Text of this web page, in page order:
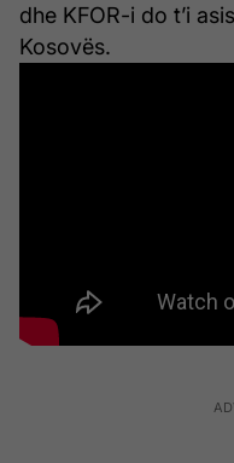
dhe KFOR-i do t’i
Kosovës.